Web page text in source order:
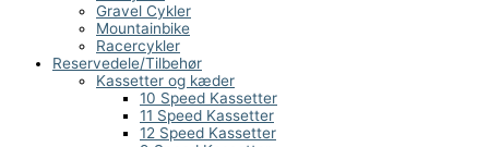
Gravel Cykler
Mountainbike
Racercykler
Reservedele/Tilbehør
Kassetter og kæder
10 Speed Kassetter
11 Speed Kassetter
12 Speed Kassetter